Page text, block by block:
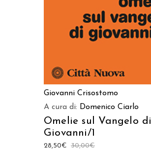
Giovanni Crisostomo
A cura di: Domenico Ciarlo
Omelie sul Vangelo di
Giovanni/1
30,00€
28,50€